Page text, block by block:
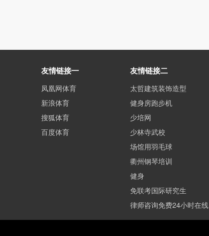
友情链接一
凤凰网体育
新浪体育
搜狐体育
百度体育
友情链接二
太哲建筑装饰造型
健身房跑步机
少培网
少林寺武校
场馆用羽毛球
衢州钢琴培训
健身
免联考国际研究生
律师咨询免费24小时在线